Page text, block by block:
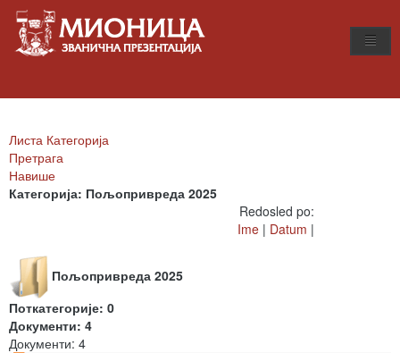
Листа Категорија
Претрага
Навише
Категорија: Пољопривреда 2025
Redosled po:
Ime | Datum |
Пољопривреда 2025
Поткатегорије: 0
Документи: 4
Документи: 4